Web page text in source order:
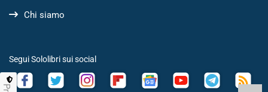
Chi siamo
Segui Sololibri sui social